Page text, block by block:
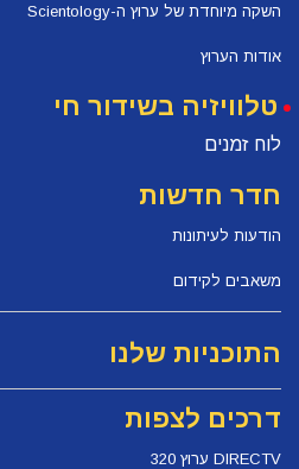
השקה מיוחדת של ערוץ ה-Scientology
אודות הערוץ
טלוויזיה בשידור חי
לוח זמנים
חדר חדשות
הודעות לעיתונות
משאבים לקידום
התוכניות שלנו
דרכים לצפות
DIRECTV ערוץ 320